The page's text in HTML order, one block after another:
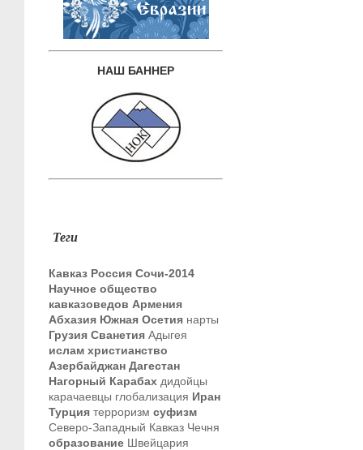
НАШ БАННЕР
Теги
Кавказ Россия Сочи-2014
Научное общество
кавказоведов Армения
Абхазия Южная Осетия нарты
Грузия Сванетия Адыгея
ислам христианство
Азербайджан Дагестан
Нагорный Карабах дидойцы
карачаевцы глобализация Иран
Турция терроризм суфизм
Северо-Западный Кавказ Чечня
образование Швейцария